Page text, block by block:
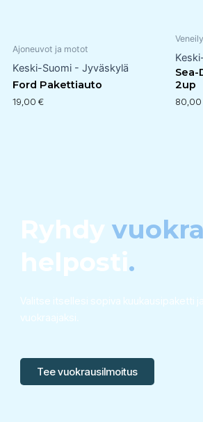
Ajoneuvot ja motot
Keski-Suomi - Jyväskylä
Ford Pakettiauto
19,00 €
Sea-
2up
80,00
Ryhdy
helposti.
Valitse itsellesi sopiva kuukausipaketti
vuokraajaksi.
Tee vuokrausilmoitus